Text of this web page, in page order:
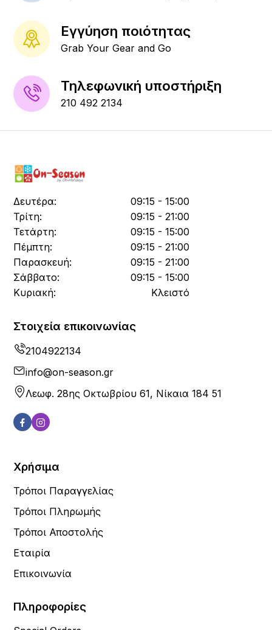
Εγγύηση ποιότητας
Grab Your Gear and Go
Τηλεφωνική υποστήριξη
210 492 2134
Δευτέρα:
09:15 - 15:00
Τρίτη:
09:15 - 21:00
Τετάρτη:
09:15 - 15:00
Πέμπτη:
09:15 - 21:00
Παρασκευή:
09:15 - 21:00
Σάββατο:
09:15 - 15:00
Κυριακή:
Κλειστό
Στοιχεία επικοινωνίας
2104922134
info@on-season.gr
Λεωφ. 28ης Οκτωβρίου 61, Νίκαια 184 51
Χρήσιμα
Τρόποι Παραγγελίας
Τρόποι Πληρωμής
Τρόποι Αποστολής
Εταιρία
Επικοινωνία
Πληροφορίες